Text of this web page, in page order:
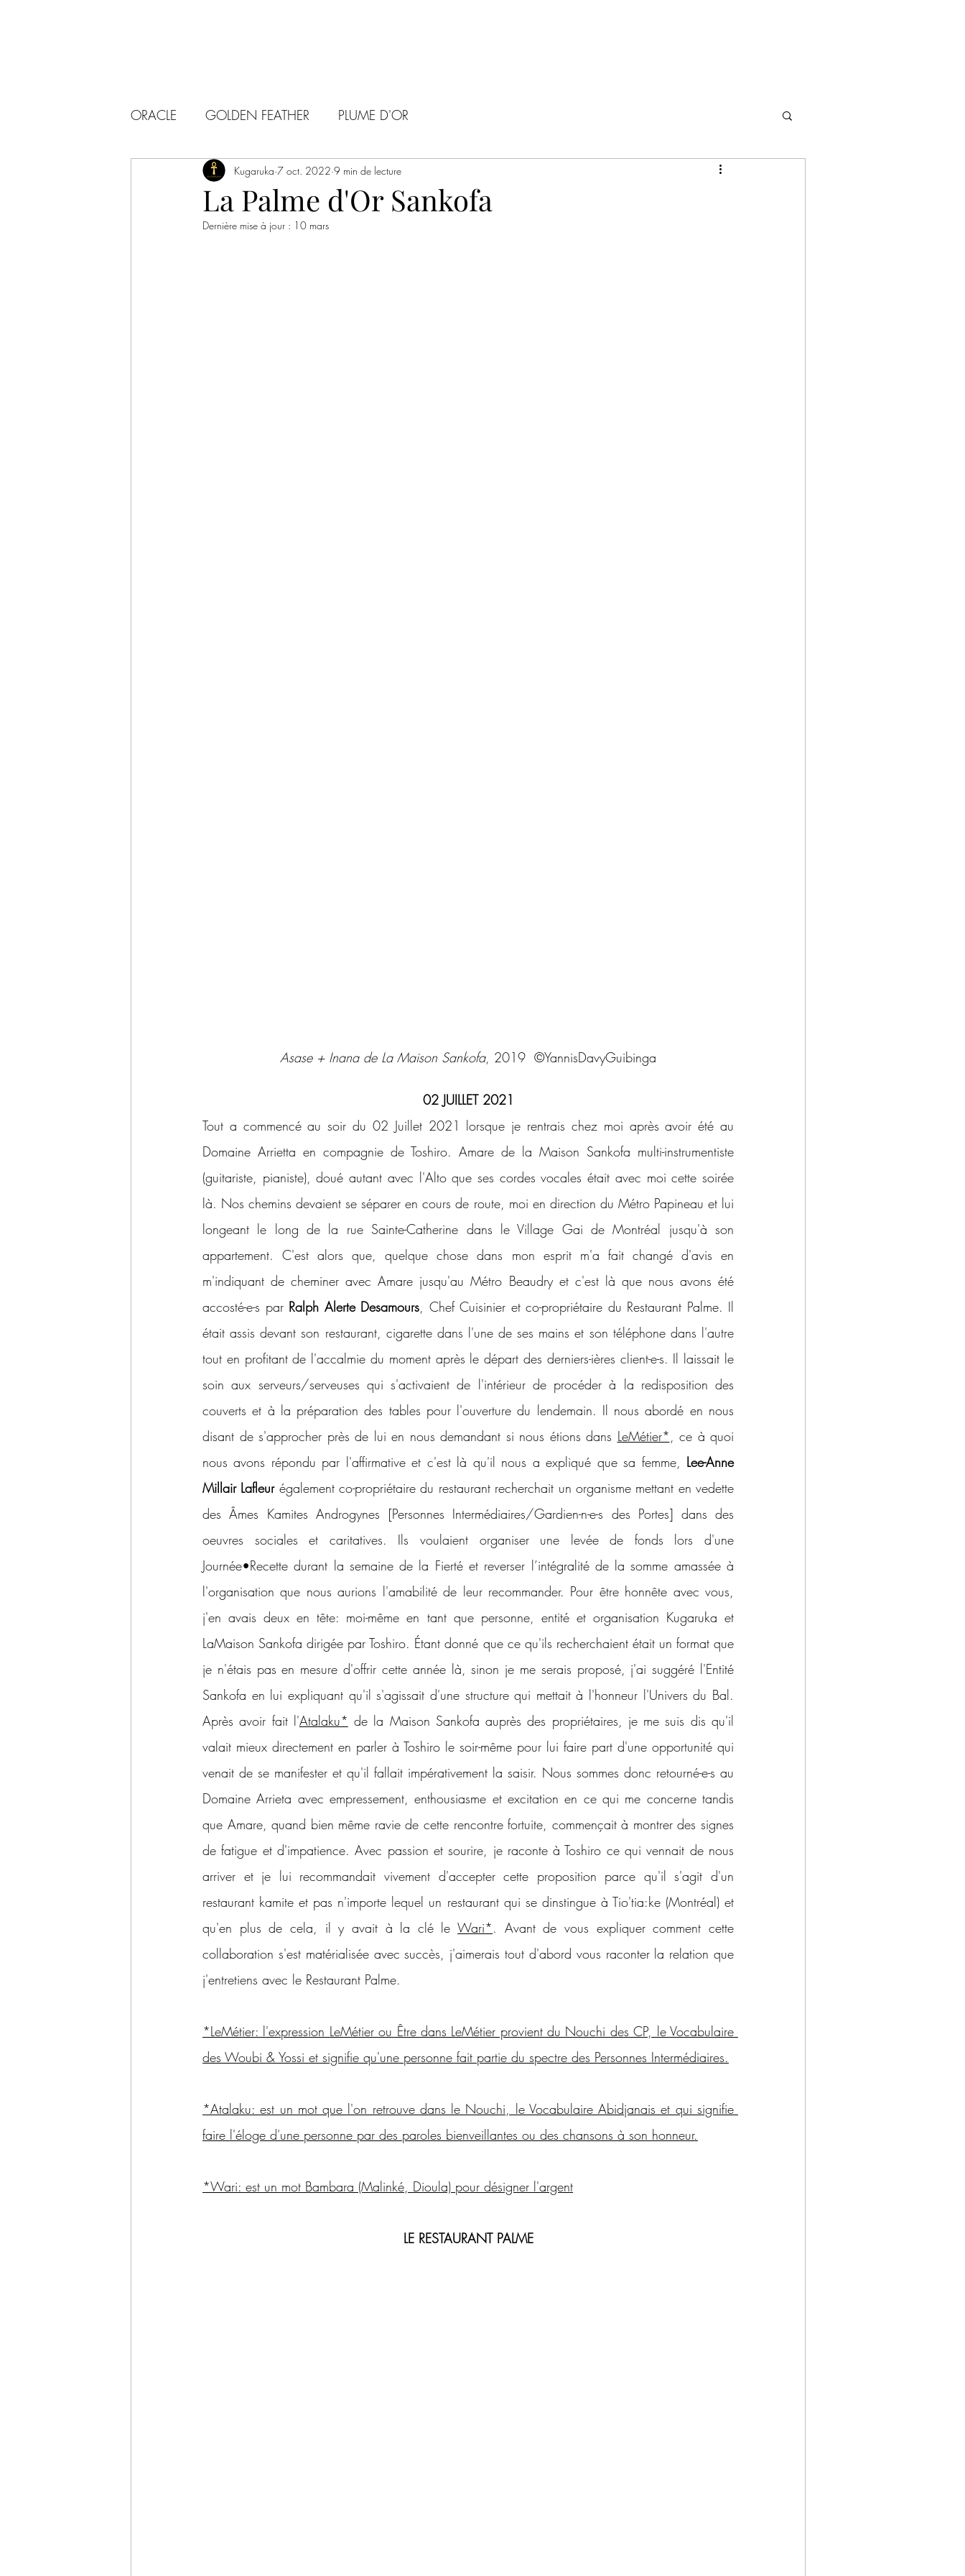
ORACLE GOLDEN FEATHER PLUME D'OR
La Palme d'Or Sankofa
Kugaruka 7 oct. 2022 9 min de lecture
Dernière mise à jour : 10 mars
Asase + Inana de La Maison Sankofa, 2019  ©YannisDavyGuibinga
02 JUILLET 2021
Tout a commencé au soir du 02 Juillet 2021 lorsque je rentrais chez moi après avoir été au
Domaine Arrietta en compagnie de Toshiro. Amare de la Maison Sankofa multi-instrumentiste
(guitariste, pianiste), doué autant avec l'Alto que ses cordes vocales était avec moi cette soirée
là. Nos chemins devaient se séparer en cours de route, moi en direction du Métro Papineau et lui
longeant le long de la rue Sainte-Catherine dans le Village Gai de Montréal jusqu'à son
appartement. C'est alors que, quelque chose dans mon esprit m'a fait changé d'avis en
m'indiquant de cheminer avec Amare jusqu'au Métro Beaudry et c'est là que nous avons été
accosté-e-s par Ralph Alerte Desamours, Chef Cuisinier et co-propriétaire du Restaurant Palme. Il
était assis devant son restaurant, cigarette dans l'une de ses mains et son téléphone dans l'autre
tout en profitant de l'accalmie du moment après le départ des derniers-ières client-e-s. Il laissait le
soin aux serveurs/serveuses qui s'activaient de l'intérieur de procéder à la redisposition des
couverts et à la préparation des tables pour l'ouverture du lendemain. Il nous abordé en nous
disant de s'approcher près de lui en nous demandant si nous étions dans LeMétier*, ce à quoi
nous avons répondu par l'affirmative et c'est là qu'il nous a expliqué que sa femme, Lee-Anne
Millair Lafleur également co-propriétaire du restaurant recherchait un organisme mettant en vedette
des Âmes Kamites Androgynes [Personnes Intermédiaires/Gardien-n-e-s des Portes] dans des
oeuvres sociales et caritatives. Ils voulaient organiser une levée de fonds lors d'une
Journée•Recette durant la semaine de la Fierté et reverser l’intégralité de la somme amassée à
l'organisation que nous aurions l'amabilité de leur recommander. Pour être honnête avec vous,
j'en avais deux en tête: moi-même en tant que personne, entité et organisation Kugaruka et
LaMaison Sankofa dirigée par Toshiro. Étant donné que ce qu'ils recherchaient était un format que
je n'étais pas en mesure d'offrir cette année là, sinon je me serais proposé, j'ai suggéré l'Entité
Sankofa en lui expliquant qu'il s'agissait d'une structure qui mettait à l'honneur l'Univers du Bal.
Après avoir fait l'Atalaku* de la Maison Sankofa auprès des propriétaires, je me suis dis qu'il
valait mieux directement en parler à Toshiro le soir-même pour lui faire part d'une opportunité qui
venait de se manifester et qu'il fallait impérativement la saisir. Nous sommes donc retourné-e-s au
Domaine Arrieta avec empressement, enthousiasme et excitation en ce qui me concerne tandis
que Amare, quand bien même ravie de cette rencontre fortuite, commençait à montrer des signes
de fatigue et d'impatience. Avec passion et sourire, je raconte à Toshiro ce qui vennait de nous
arriver et je lui recommandait vivement d'accepter cette proposition parce qu'il s'agit d'un
restaurant kamite et pas n'importe lequel un restaurant qui se dinstingue à Tio'tia:ke (Montréal) et
qu'en plus de cela, il y avait à la clé le Wari*. Avant de vous expliquer comment cette
collaboration s'est matérialisée avec succès, j'aimerais tout d'abord vous raconter la relation que
j'entretiens avec le Restaurant Palme.
*LeMétier: l'expression LeMétier ou Être dans LeMétier provient du Nouchi des CP, le Vocabulaire
des Woubi & Yossi et signifie qu'une personne fait partie du spectre des Personnes Intermédiaires.
*Atalaku: est un mot que l'on retrouve dans le Nouchi, le Vocabulaire Abidjanais et qui signifie
faire l'éloge d'une personne par des paroles bienveillantes ou des chansons à son honneur.
*Wari: est un mot Bambara (Malinké, Dioula) pour désigner l'argent
LE RESTAURANT PALME